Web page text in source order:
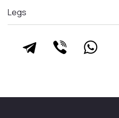
Legs